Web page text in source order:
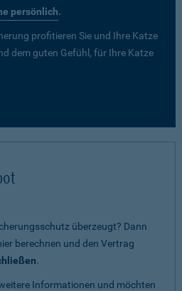
persönlich.
profitieren Sie und Ihre Katze
dem guten Gefühl, für Ihre Katze
überzeugt? Dann
berechnen und den Vertrag
.
Informationen und möchten